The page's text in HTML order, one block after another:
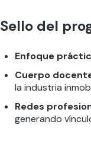
Sello del
Enfoque
Cuerpo
la industria
Redes
generando